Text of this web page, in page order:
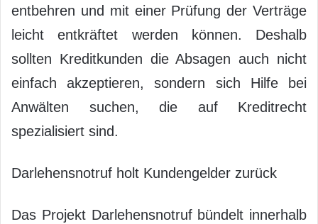
entbehren und mit einer Prüfung der Verträge
leicht entkräftet werden können. Deshalb
sollten Kreditkunden die Absagen auch nicht
einfach akzeptieren, sondern sich Hilfe bei
Anwälten suchen, die auf Kreditrecht
spezialisiert sind.
Darlehensnotruf holt Kundengelder zurück
Das Projekt Darlehensnotruf bündelt innerhalb